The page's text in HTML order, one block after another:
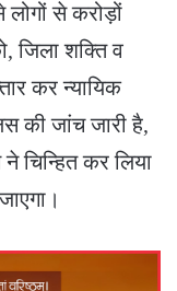
से करोड़ों
जिला शक्ति व
कर न्यायिक
की जांच जारी है,
चिन्हित कर लिया